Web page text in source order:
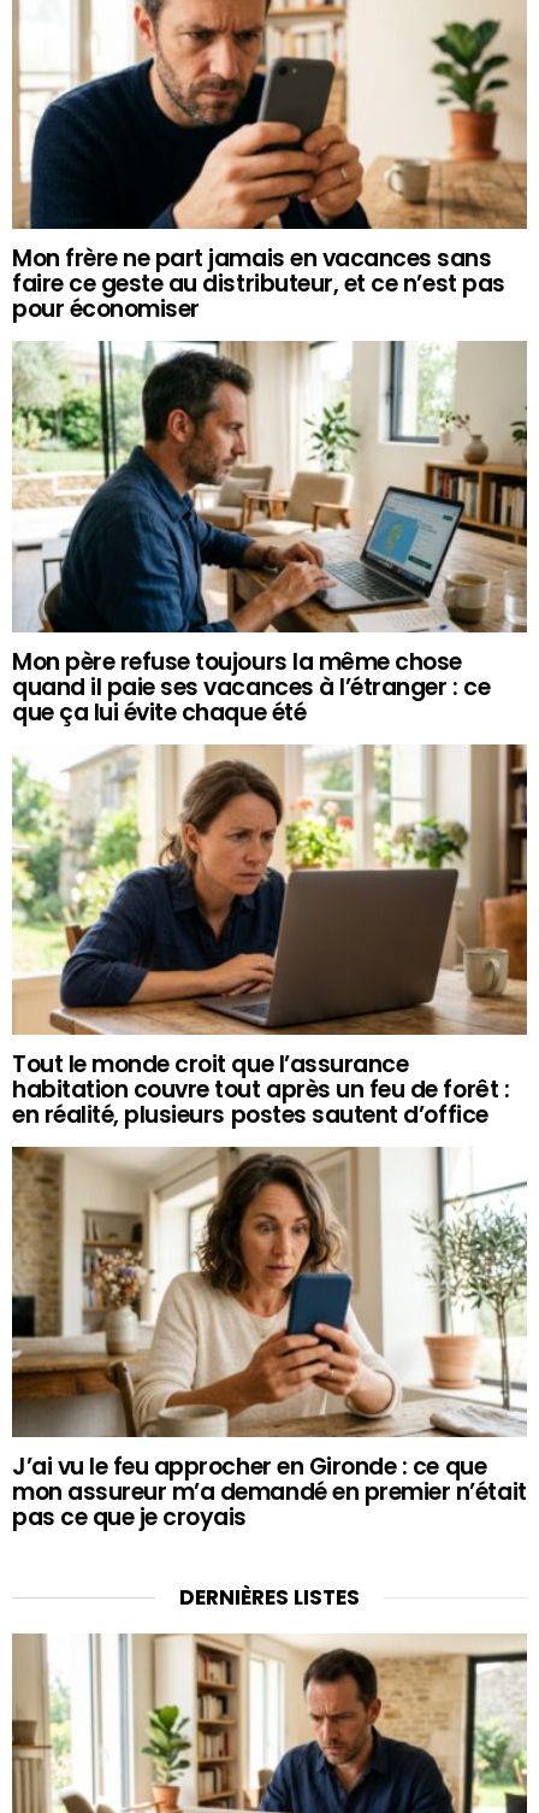
Mon frère ne part jamais en vacances sans
faire ce geste au distributeur, et ce n’est pas
pour économiser
Mon père refuse toujours la même chose
quand il paie ses vacances à l’étranger : ce
que ça lui évite chaque été
Tout le monde croit que l’assurance
habitation couvre tout après un feu de forêt :
en réalité, plusieurs postes sautent d’office
J’ai vu le feu approcher en Gironde : ce que
mon assureur m’a demandé en premier n’était
pas ce que je croyais
DERNIÈRES LISTES